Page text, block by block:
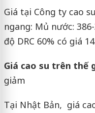
Giá tại Công ty cao
ngang: Mủ nước:
độ DRC 60% có giá
Giá cao su trên thế
giảm
Tại Nhật Bản, giá